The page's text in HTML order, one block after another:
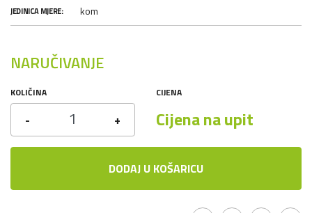
JEDINICA MJERE: kom
NARUČIVANJE
KOLIČINA
- +
CIJENA
Cijena na upit
DODAJ U KOŠARICU